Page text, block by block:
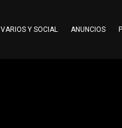
VARIOS Y SOCIAL ANUNCIOS